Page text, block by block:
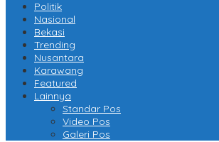
Politik
Nasional
Bekasi
Trending
Nusantara
Karawang
Featured
Lainnya
Standar Pos
Video Pos
Galeri Pos